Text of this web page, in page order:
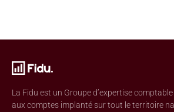
La Fidu est un Groupe d’expertise
aux comptes implanté sur tout le territoire